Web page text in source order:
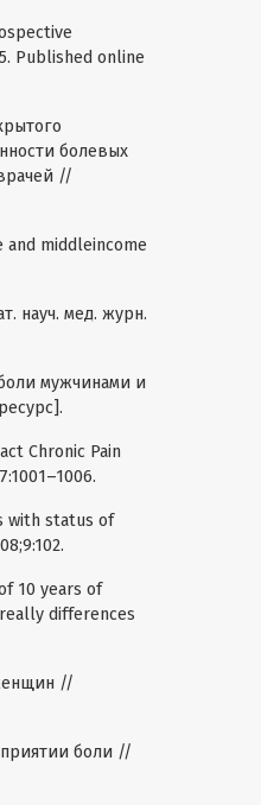
Published online
болевых
//
and middleincome
науч. мед. журн.
мужчинами и
Chronic Pain
with status of
10 years of
differences
//
боли //